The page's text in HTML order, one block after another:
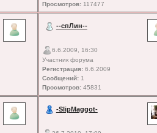
Просмотров:117477
--спЛин--
6.6.2009, 16:30
Участник форума
Регистрация:6.6.2009
Сообщений:1
Просмотров:45831
-SlipMaggot-